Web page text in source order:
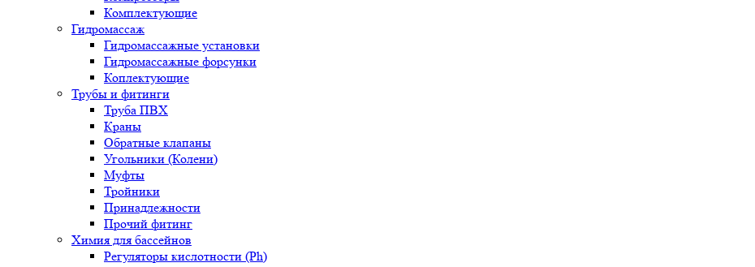
Комплектующие
Гидромассаж
Гидромассажные установки
Гидромассажные форсунки
Коплектующие
Трубы и фитинги
Труба ПВХ
Краны
Обратные клапаны
Угольники (Колени)
Муфты
Тройники
Принадлежности
Прочий фитинг
Химия для бассейнов
Регуляторы кислотности (Ph)